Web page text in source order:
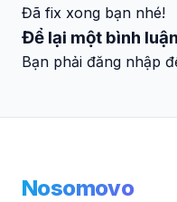
Đã fix xong bạn nhé!
Để lại một bình luận
Bạn phải đăng nhập
Nosomovo